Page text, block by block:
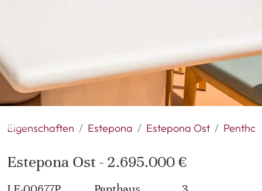
Eigenschaften Estepona Estepona Ost
Estepona Ost - 2.695.000 €